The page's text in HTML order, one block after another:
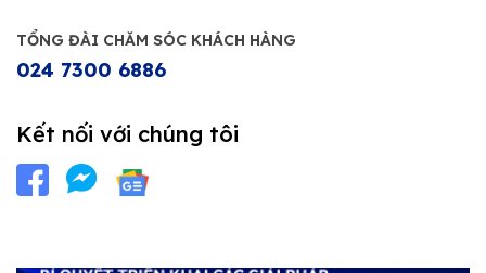
TỔNG ĐÀI CHĂM SÓC KHÁCH HÀNG
024 7300 6886
Kết nối với chúng tôi